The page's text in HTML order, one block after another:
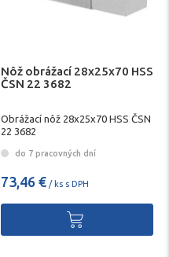
Nôž obrážací 28x25x70 HSS
ČSN 22 3682
Obrážací nôž 28x25x70 HSS ČSN
22 3682
do 7 pracovných dní
73,46 € / ks s DPH